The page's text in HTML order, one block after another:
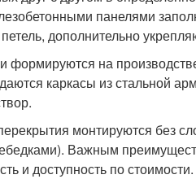
панелями
дополнительно
формируются на
каркасы из стальной
монтируются без
Важным
и доступность по стоимости.